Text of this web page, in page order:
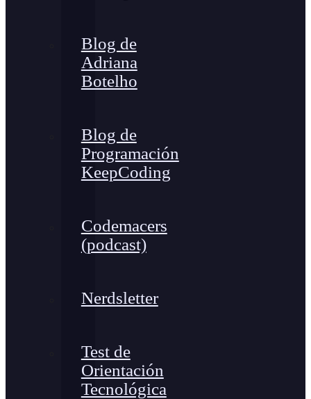
Blog de
Adriana
Botelho
Blog de
Programación
KeepCoding
Codemacers
(podcast)
Nerdsletter
Test de
Orientación
Tecnológica